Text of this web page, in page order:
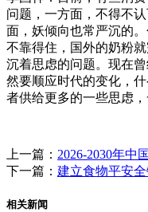
问题，一方面，不得不
面，妖倾向也常严沉的
不靠得住，国外的奶粉
沉着思虑的问题。现在
然要顺应时代的变化，
者供给更多的一些思虑，
上一篇： 2026-2030年中
下一篇： 建立食物平安
相关新闻